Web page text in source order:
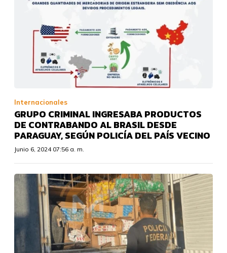
Internacionales
GRUPO CRIMINAL INGRESABA PRODUCTOS
DE CONTRABANDO AL BRASIL DESDE
PARAGUAY, SEGÚN POLICÍA DEL PAÍS VECINO
Junio 6, 2024 07:56 a. m.